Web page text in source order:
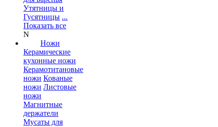
Утятницы и
Гусятницы ...
Показать все
N
Ножи
Керамические
кухонные ножи
Керамотитановые
ножи Кованые
ножи Листовые
ножи
Магнитные
держатели
Мусаты для